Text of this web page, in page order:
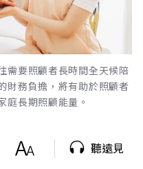
需要照顧者長時間全天候陪
財務負擔，將有助於照顧者
庭長期照顧能量。
聽遠見